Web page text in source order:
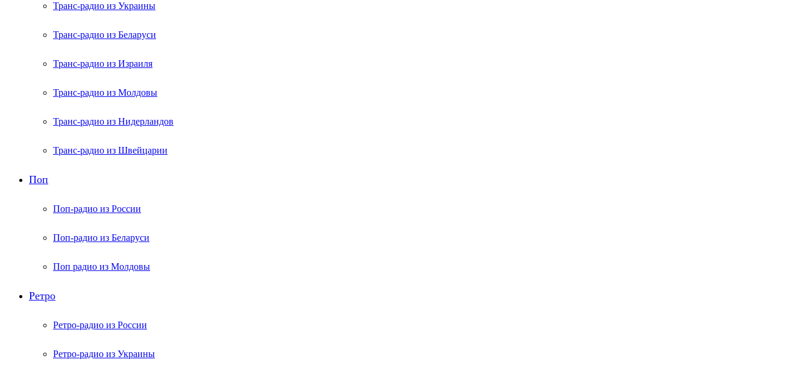
Транс-радио из Украины
Транс-радио из Беларуси
Транс-радио из Израиля
Транс-радио из Молдовы
Транс-радио из Нидерландов
Транс-радио из Швейцарии
Поп
Поп-радио из России
Поп-радио из Беларуси
Поп радио из Молдовы
Ретро
Ретро-радио из России
Ретро-радио из Украины